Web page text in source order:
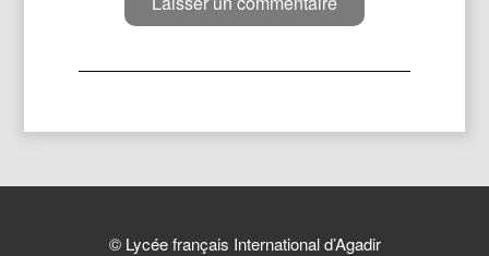
© Lycée français International d’Agadir